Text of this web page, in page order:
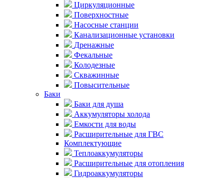
Циркуляционные
Поверхностные
Насосные станции
Канализационные установки
Дренажные
Фекальные
Колодезные
Скважинные
Повысительные
Баки
Баки для душа
Аккумуляторы холода
Емкости для воды
Расширительные для ГВС
Комплектующие
Теплоаккумуляторы
Расширительные для отопления
Гидроаккумуляторы